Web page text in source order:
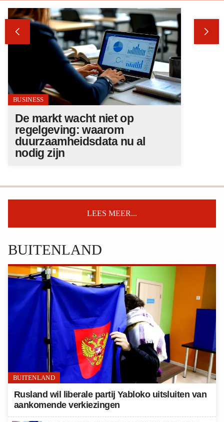
 
BUSINESS
De markt wacht niet op
regelgeving: waarom
duurzaamheidsdata nu al
nodig zijn
LEES MEER...
BUITENLAND
BUITENLAND
Rusland wil liberale partij Yabloko uitsluiten van
aankomende verkiezingen